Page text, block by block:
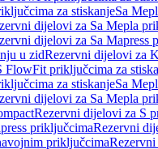
za stiskanjeSa
dijelovi za Sa Mepla
dijelovi za Sa Mapress
u zidRezervni dijelovi za
FlowFit priključcima za
za stiskanjeSa
dijelovi za Sa Mepla
Rezervni dijelovi za S
priključcimaRezervni
priključcima